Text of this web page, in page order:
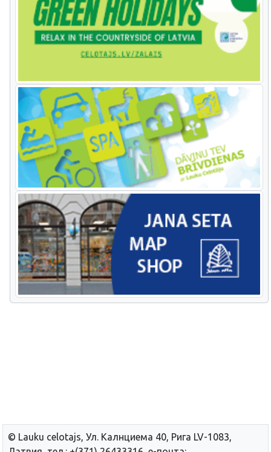
© Lauku сelotajs, Ул. Калнциема 40, Рига LV-1083,